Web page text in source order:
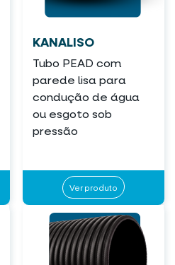
KANALISO
Tubo PEAD com
parede lisa para
condução de água
ou esgoto sob
pressão
Ver produto